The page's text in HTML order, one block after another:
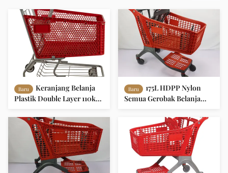
Baru
Keranjang Belanja
Plastik Double Layer 110kgs
Keranjang Belanja Plastik
Baru
175L HDPP Nylon
Semua Gerobak Belanja
Supermarket Shopping
Trolley